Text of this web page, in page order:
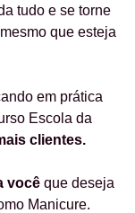
tudo e se torne
que esteja
em prática
Escola da
clientes.
vocêque deseja
Manicure.